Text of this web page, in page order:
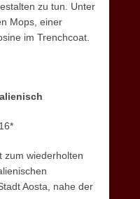
zu tun. Unter
Mops, einer
im Trenchcoat.
zum wiederholten
Aosta, nahe der